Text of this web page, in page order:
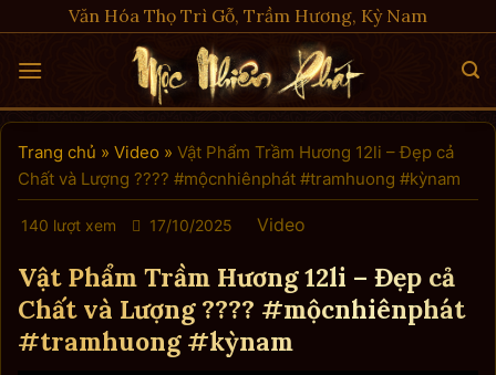
to
content
Văn Hóa Thọ Trì Gỗ, Trầm Hương, Kỳ Nam
Trang chủ » Video » Vật Phẩm Trầm Hương 12li – Đẹp cả
Chất và Lượng ???? #mộcnhiênphát #tramhuong #kỳnam
140 lượt xem 17/10/2025 Video
Vật Phẩm Trầm Hương 12li – Đẹp cả
Chất và Lượng ???? #mộcnhiênphát
#tramhuong #kỳnam